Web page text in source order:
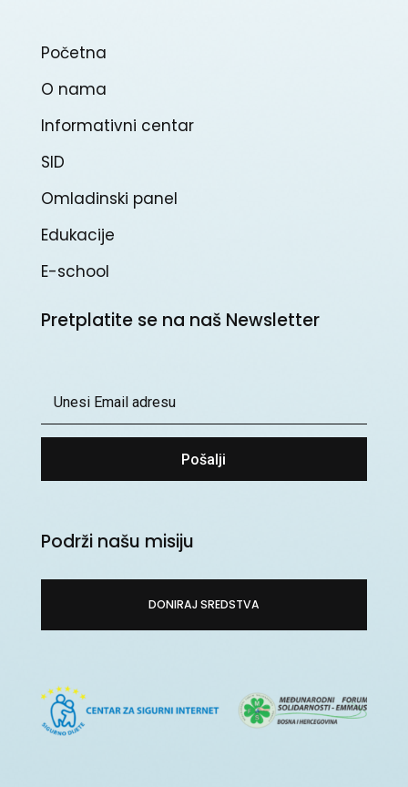
Početna
O nama
Informativni centar
SID
Omladinski panel
Edukacije
E-school
Pretplatite se na naš Newsletter
Pošalji
Podrži našu misiju
DONIRAJ SREDSTVA